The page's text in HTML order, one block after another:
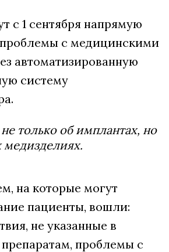
с 1 сентября напрямую
с медицинскими
автоматизированную
систему
только об имплантах, но
на которые могут
пациенты, вошли:
не указанные в
проблемы с